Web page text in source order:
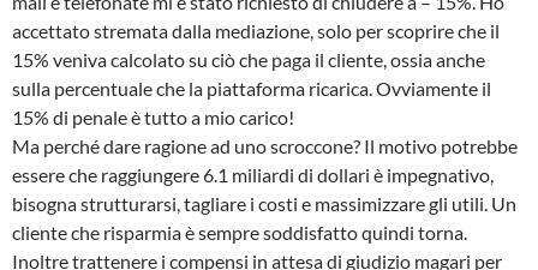
accettato stremata dalla mediazione, solo per scoprire che il
15% veniva calcolato su ciò che paga il cliente, ossia anche
sulla percentuale che la piattaforma ricarica. Ovviamente il
15% di penale è tutto a mio carico!
Ma perché dare ragione ad uno scroccone? Il motivo potrebbe
essere che raggiungere 6.1 miliardi di dollari è impegnativo,
bisogna strutturarsi, tagliare i costi e massimizzare gli utili. Un
cliente che risparmia è sempre soddisfatto quindi torna.
Inoltre trattenere i compensi in attesa di giudizio magari per